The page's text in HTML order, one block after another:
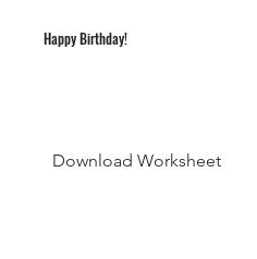
Download Worksheet
Happy Birthday!